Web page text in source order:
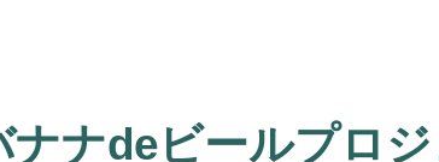
ナdeビールプロ